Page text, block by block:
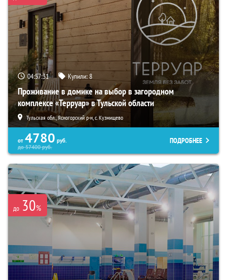
04:57:30 Купили:8
Проживание в домике на выбор в загородном
комплексе «Терруар» в Тульской области
Тульская обл., Ясногорский р-н, с. Кузмищево
от 4780 руб.
до57400руб.
ПОДРОБНЕЕ
до 30%